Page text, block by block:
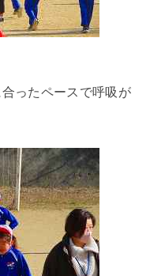
ったペースで呼吸が